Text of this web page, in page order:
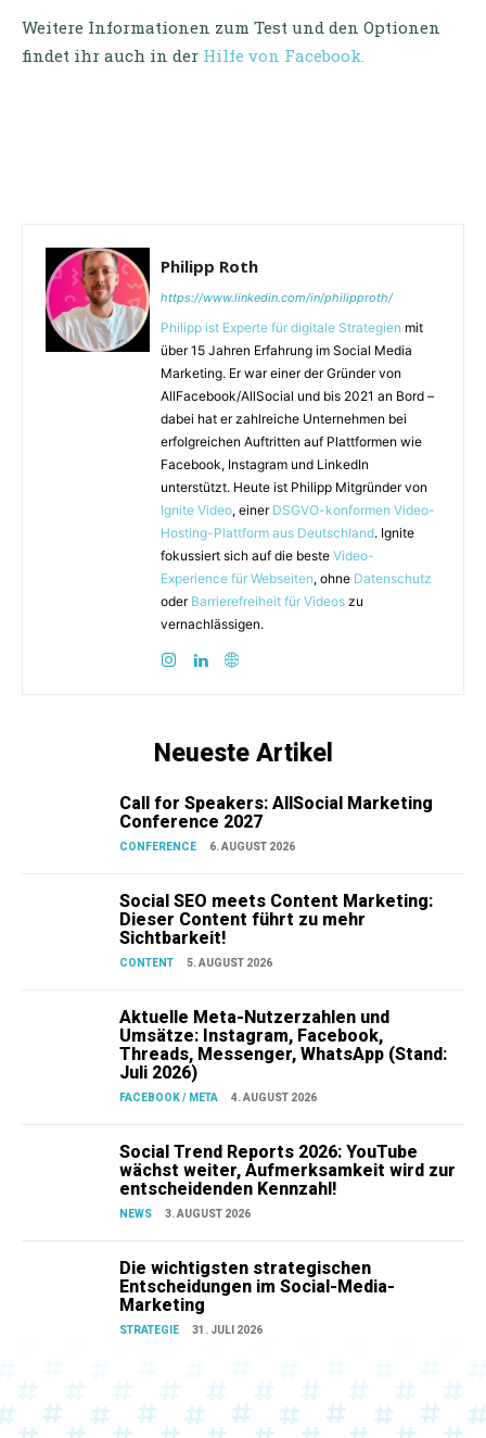
Weitere Informationen zum Test und den Optionen
findet ihr auch in der Hilfe von Facebook.
Philipp Roth
https://www.linkedin.com/in/philipproth/
Philipp ist Experte für digitale Strategien mit
über 15 Jahren Erfahrung im Social Media
Marketing. Er war einer der Gründer von
AllFacebook/AllSocial und bis 2021 an Bord –
dabei hat er zahlreiche Unternehmen bei
erfolgreichen Auftritten auf Plattformen wie
Facebook, Instagram und LinkedIn
unterstützt. Heute ist Philipp Mitgründer von
Ignite Video, einer DSGVO-konformen Video-
Hosting-Plattform aus Deutschland. Ignite
fokussiert sich auf die beste Video-
Experience für Webseiten, ohne Datenschutz
oder Barrierefreiheit für Videos zu
vernachlässigen.
Neueste Artikel
Call for Speakers: AllSocial Marketing
Conference 2027
CONFERENCE 6. AUGUST 2026
Social SEO meets Content Marketing:
Dieser Content führt zu mehr
Sichtbarkeit!
CONTENT 5. AUGUST 2026
Aktuelle Meta-Nutzerzahlen und
Umsätze: Instagram, Facebook,
Threads, Messenger, WhatsApp (Stand:
Juli 2026)
FACEBOOK / META 4. AUGUST 2026
Social Trend Reports 2026: YouTube
wächst weiter, Aufmerksamkeit wird zur
entscheidenden Kennzahl!
NEWS 3. AUGUST 2026
Die wichtigsten strategischen
Entscheidungen im Social-Media-
Marketing
STRATEGIE 31. JULI 2026